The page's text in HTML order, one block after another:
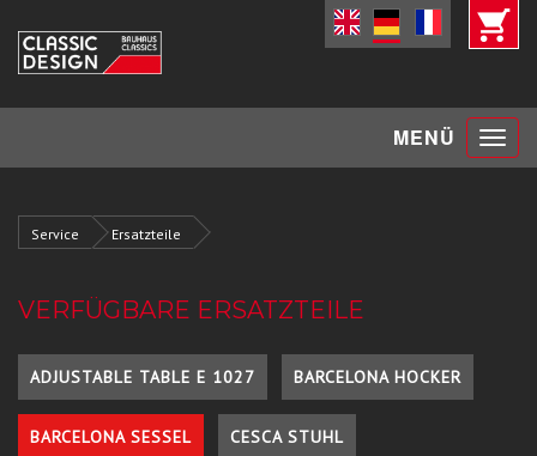
MENÜ Toggle
Service Ersatzteile
VERFÜGBARE ERSATZTEILE
ADJUSTABLE TABLE E 1027 BARCELONA HOCKER
BARCELONA SESSEL CESCA STUHL